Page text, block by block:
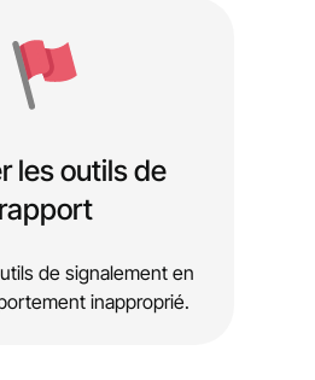
les outils de
rapport
de signalement en
inapproprié.